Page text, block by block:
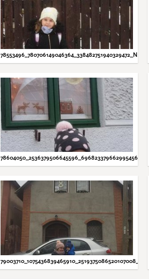
78553496_780706149046364_338482751940329472_N.JPG